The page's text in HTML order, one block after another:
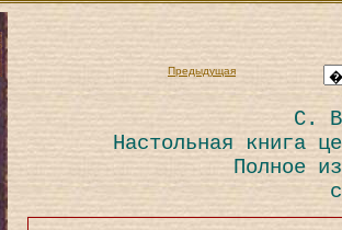
Предыдущая
С.
Настольная книга
Полное